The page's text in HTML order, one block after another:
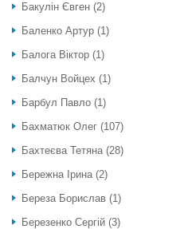
Бакулін Євген (2)
Баленко Артур (1)
Балога Віктор (1)
Балчун Войцех (1)
Барбул Павло (1)
Бахматюк Олег (107)
Бахтеєва Тетяна(28)
Бережна Ірина(2)
Береза Борислав (1)
Березенко Сергій (3)